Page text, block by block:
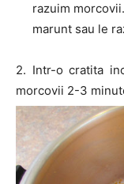
razuim
marunt sau le
2. Intr-o cratita
morcovii 2-3